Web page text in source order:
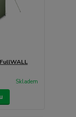
Skladem